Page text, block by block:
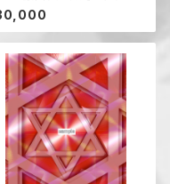
雨の前の匂い、憂鬱）